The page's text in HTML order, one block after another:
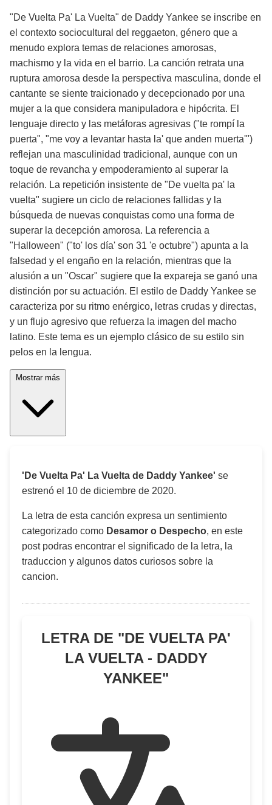
"De Vuelta Pa' La Vuelta" de Daddy Yankee se inscribe en
el contexto sociocultural del reggaeton, género que a
menudo explora temas de relaciones amorosas,
machismo y la vida en el barrio. La canción retrata una
ruptura amorosa desde la perspectiva masculina, donde el
cantante se siente traicionado y decepcionado por una
mujer a la que considera manipuladora e hipócrita. El
lenguaje directo y las metáforas agresivas ("te rompí la
puerta", "me voy a levantar hasta la' que anden muerta'")
reflejan una masculinidad tradicional, aunque con un
toque de revancha y empoderamiento al superar la
relación. La repetición insistente de "De vuelta pa' la
vuelta" sugiere un ciclo de relaciones fallidas y la
búsqueda de nuevas conquistas como una forma de
superar la decepción amorosa. La referencia a
"Halloween" ("to' los día' son 31 'e octubre") apunta a la
falsedad y el engaño en la relación, mientras que la
alusión a un "Oscar" sugiere que la expareja se ganó una
distinción por su actuación. El estilo de Daddy Yankee se
caracteriza por su ritmo enérgico, letras crudas y directas,
y un flujo agresivo que refuerza la imagen del macho
latino. Este tema es un ejemplo clásico de su estilo sin
pelos en la lengua.
'De Vuelta Pa' La Vuelta de Daddy Yankee' se
estrenó el 10 de diciembre de 2020.
La letra de esta canción expresa un sentimiento
categorizado como Desamor o Despecho, en este
post podras encontrar el significado de la letra, la
traduccion y algunos datos curiosos sobre la
cancion.
LETRA DE "DE VUELTA PA'
LA VUELTA - DADDY
YANKEE"